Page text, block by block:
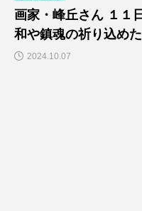
画家・峰丘さん １１
和や鎮魂の祈り込め
2024.10.07